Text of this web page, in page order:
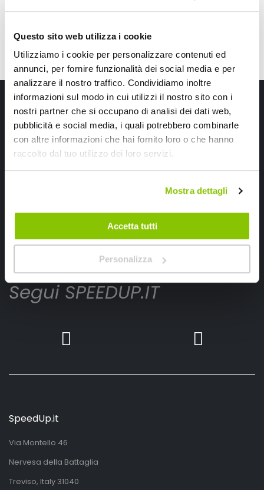
Questo sito web utilizza i cookie
Utilizziamo i cookie per personalizzare contenuti ed
annunci, per fornire funzionalità dei social media e per
analizzare il nostro traffico. Condividiamo inoltre
informazioni sul modo in cui utilizzi il nostro sito con i
nostri partner che si occupano di analisi dei dati web,
pubblicità e social media, i quali potrebbero combinarle
con altre informazioni che hai fornito loro o che hanno
raccolto dal tuo utilizzo dei loro servizi.
Mostra dettagli
Accetta tutti
Personalizza
Iscriviti alla newsletter Speedup
Ricevi subito uno sconto del 10% per il tuo primo acquisto online!
Iscrivimi
Segui SPEEDUP.IT
SpeedUp.it
Via Montello 46
Nervesa della Battaglia
Treviso, Italy 31040